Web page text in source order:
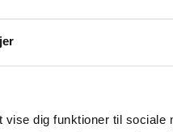
dig funktioner til sociale